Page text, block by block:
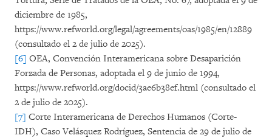
diciembre de 1985,
https://www.refworld.org/legal/agreements/oas/1985/en/12889
(consultado el 2 de julio de 2025).
[6] OEA, Convención Interamericana sobre Desaparición
Forzada de Personas, adoptada el 9 de junio de 1994,
https://www.refworld.org/docid/3ae6b38ef.html (consultado el
2 de julio de 2025).
[7] Corte Interamericana de Derechos Humanos (Corte-
IDH), Caso Velásquez Rodríguez, Sentencia de 29 de julio de